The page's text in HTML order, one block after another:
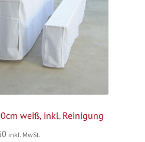
weiß, inkl. Reinigung
inkl. MwSt.